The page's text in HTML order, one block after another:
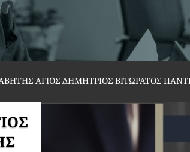
ΑΓΙΟΣ ΔΗΜΗΤΡΙΟΣ ΒΙΤΩΡΑΤΟΣ